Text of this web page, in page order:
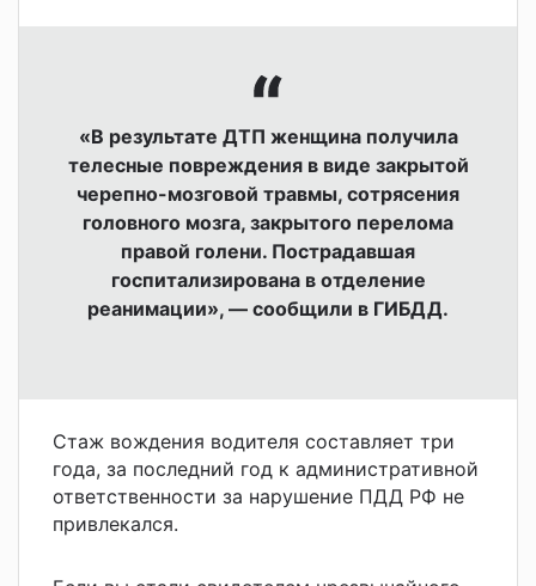
«В результате ДТП женщина получила
телесные повреждения в виде закрытой
черепно-мозговой травмы, сотрясения
головного мозга, закрытого перелома
правой голени. Пострадавшая
госпитализирована в отделение
реанимации», — сообщили в ГИБДД.
Стаж вождения водителя составляет три
года, за последний год к административной
ответственности за нарушение ПДД РФ не
привлекался.